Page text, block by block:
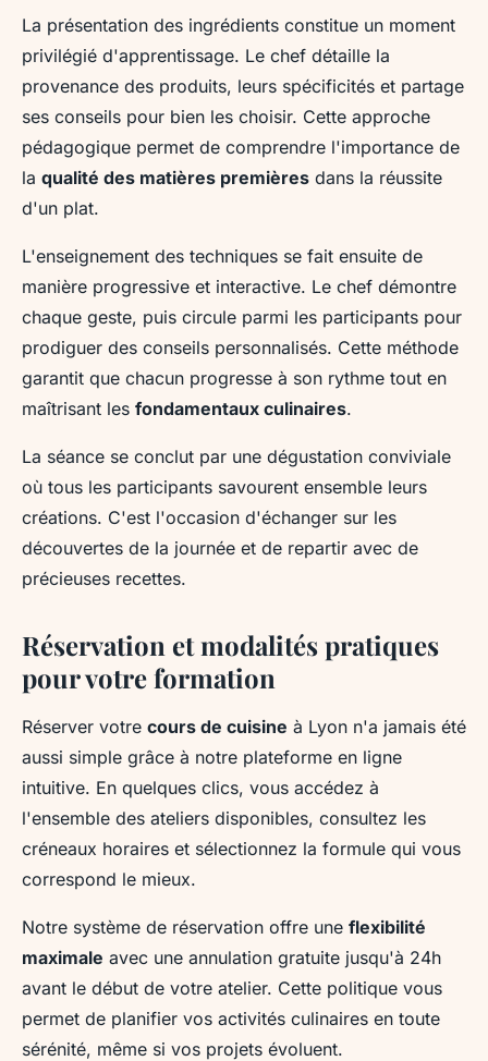
La présentation des ingrédients constitue un moment
privilégié d'apprentissage. Le chef détaille la
provenance des produits, leurs spécificités et partage
ses conseils pour bien les choisir. Cette approche
pédagogique permet de comprendre l'importance de
la qualité des matières premières dans la réussite
d'un plat.
L'enseignement des techniques se fait ensuite de
manière progressive et interactive. Le chef démontre
chaque geste, puis circule parmi les participants pour
prodiguer des conseils personnalisés. Cette méthode
garantit que chacun progresse à son rythme tout en
maîtrisant les fondamentaux culinaires.
La séance se conclut par une dégustation conviviale
où tous les participants savourent ensemble leurs
créations. C'est l'occasion d'échanger sur les
découvertes de la journée et de repartir avec de
précieuses recettes.
Réservation et modalités pratiques
pour votre formation
Réserver votre cours de cuisine à Lyon n'a jamais été
aussi simple grâce à notre plateforme en ligne
intuitive. En quelques clics, vous accédez à
l'ensemble des ateliers disponibles, consultez les
créneaux horaires et sélectionnez la formule qui vous
correspond le mieux.
Notre système de réservation offre une flexibilité
maximale avec une annulation gratuite jusqu'à 24h
avant le début de votre atelier. Cette politique vous
permet de planifier vos activités culinaires en toute
sérénité, même si vos projets évoluent.